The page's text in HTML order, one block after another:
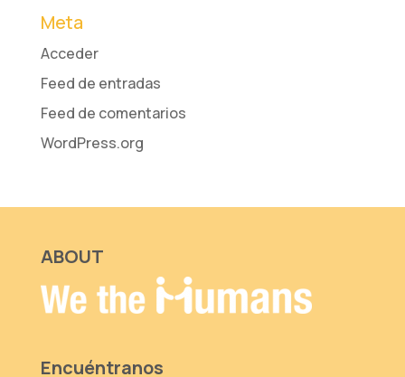
Meta
Acceder
Feed de entradas
Feed de comentarios
WordPress.org
ABOUT
Encuéntranos